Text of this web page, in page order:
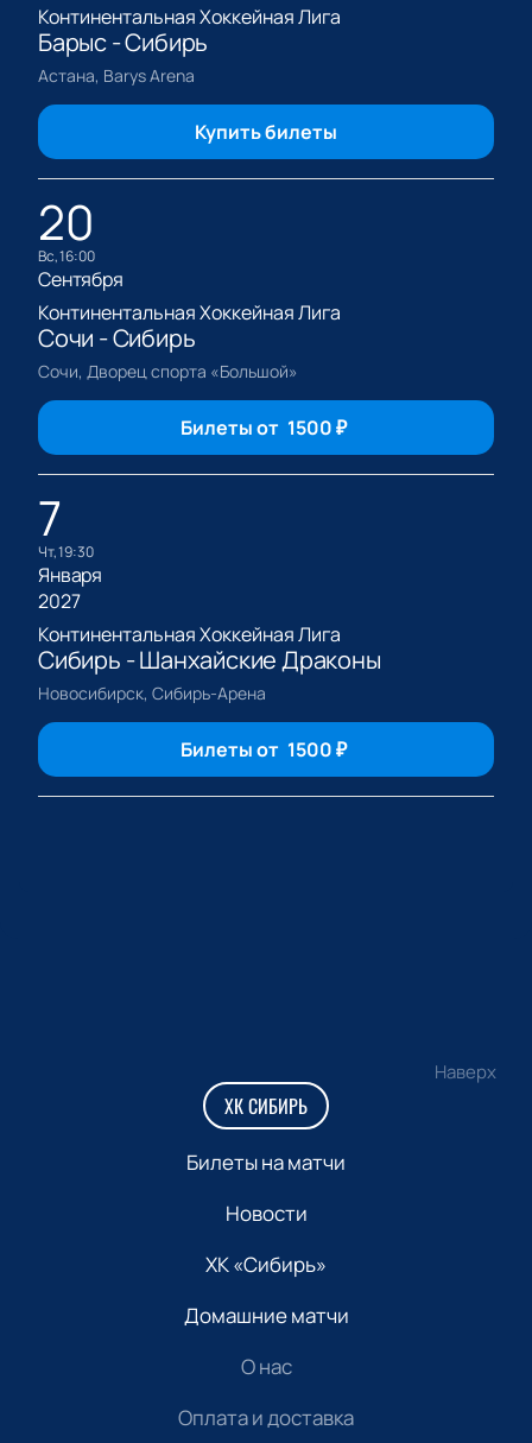
Континентальная Хоккейная Лига
Барыс - Сибирь
Астана, Barys Arena
Купить билеты
20
вс, 16:00
Сентября
Континентальная Хоккейная Лига
Сочи - Сибирь
Сочи, Дворец спорта «Большой»
Билеты от 1500₽
7
чт, 19:30
Января
2027
Континентальная Хоккейная Лига
Сибирь - Шанхайские Драконы
Новосибирск, Сибирь-Арена
Билеты от 1500₽
Наверх
ХК СИБИРЬ
Билеты на матчи
Новости
ХК «Сибирь»
Домашние матчи
О нас
Оплата и доставка